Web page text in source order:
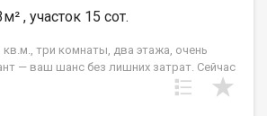
, участок 15 сот.
три комнаты, два этажа, очень
— ваш шанс без лишних затрат. Сейчас
который можно легко дополнить
въезжать и пользоваться. Это не